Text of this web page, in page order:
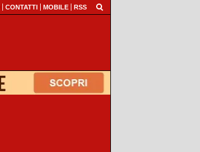
CONTATTI MOBILE RSS